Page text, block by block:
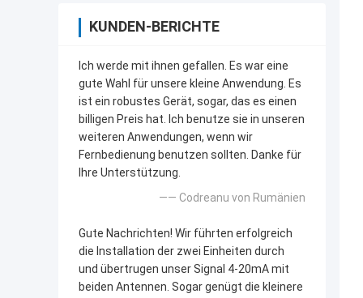
KUNDEN-BERICHTE
Ich werde mit ihnen gefallen. Es war eine
gute Wahl für unsere kleine Anwendung. Es
ist ein robustes Gerät, sogar, das es einen
billigen Preis hat. Ich benutze sie in unseren
weiteren Anwendungen, wenn wir
Fernbedienung benutzen sollten. Danke für
Ihre Unterstützung.
—— Codreanu von Rumänien
Gute Nachrichten! Wir führten erfolgreich
die Installation der zwei Einheiten durch
und übertrugen unser Signal 4-20mA mit
beiden Antennen. Sogar genügt die kleinere